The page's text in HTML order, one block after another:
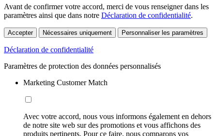
Avant de confirmer votre accord, merci de vous renseigner dans les
paramètres ainsi que dans notre Déclaration de confidentialité.
Accepter Nécessaires uniquement Personnaliser les paramètres
Déclaration de confidentialité
Paramètres de protection des données personnalisés
Marketing Customer Match
Avec votre accord, nous vous informons également en dehors
de notre site web sur des promotions et vous affichons des
produits pertinents. Pour ce faire, nous comparons vos